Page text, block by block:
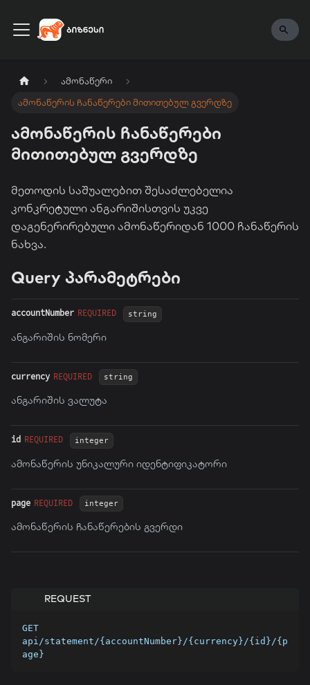
ENG
ამონაწერი
ამონაწერის ჩანაწერები მითითებულ გვერდზე
ამონაწერის ჩანაწერები
მითითებულ გვერდზე
მეთოდის საშუალებით შესაძლებელია
კონკრეტული ანგარიშისთვის უკვე
დაგენერირებული ამონაწერიდან 1000 ჩანაწერის
ნახვა.
Query პარამეტრები
accountNumber REQUIRED string
ანგარიშის ნომერი
currency REQUIRED string
ანგარიშის ვალუტა
id REQUIRED integer
ამონაწერის უნიკალური იდენტიფიკატორი
page REQUIRED integer
ამონაწერის ჩანაწერების გვერდი
REQUEST
GET
api/statement/{accountNumber}/{currency}/{id}/{p
age}